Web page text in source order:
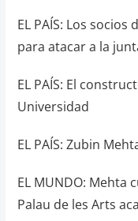
EL PAÍS: Los socios
para atacar a la
EL PAÍS: El
Universidad
EL PAÍS: Zubin
EL MUNDO: Mehta
Palau de les Arts